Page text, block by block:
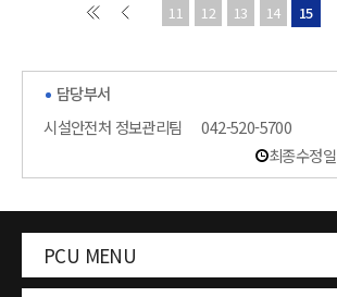
11 12 13 14 15
담당부서
시설안전처 정보관리팀
042-520-5700
최종수정일
PCU MENU